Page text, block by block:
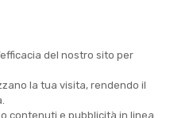
CONSEGNA IN 24H
PAGAMENTO IN 4